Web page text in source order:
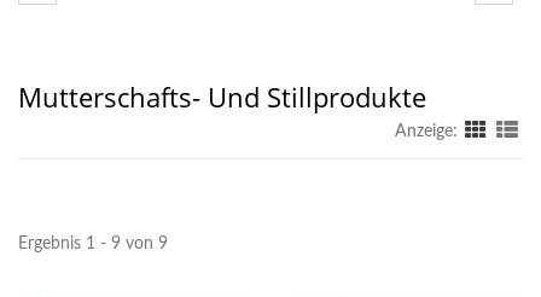
Mutterschafts- Und Stillprodukte
Anzeige:
Ergebnis 1 - 9 von 9